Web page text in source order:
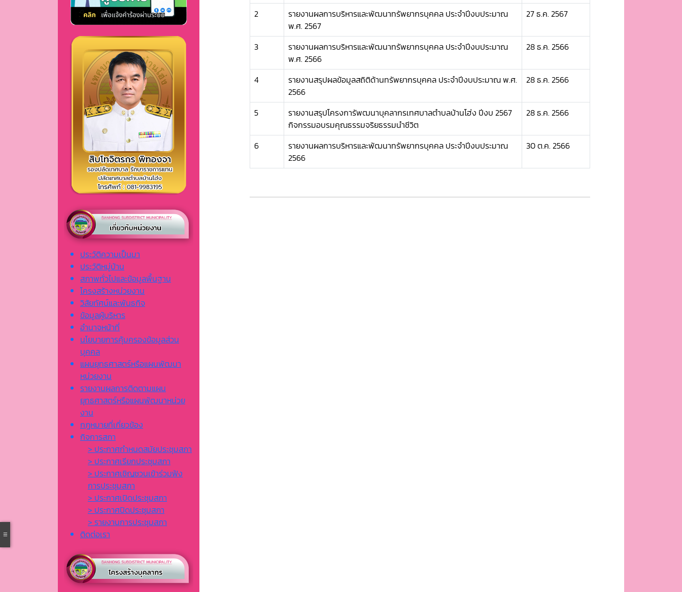
ประวัติความเป็นมา
ประวัติหมู่บ้าน
สภาพทั่วไปและข้อมูลพื้นฐาน
โครงสร้างหน่วยงาน
วิสัยทัศน์และพันธกิจ
ข้อมูลผู้บริหาร
อำนาจหน้าที่
นโยบายการคุ้มครองข้อมูลส่วน
บุคคล
แผนยุทธศาสตร์หรือแผนพัฒนา
หน่วยงาน
รายงานผลการติดตามแผน
ยุทธศาสตร์หรือแผนพัฒนาหน่วย
งาน
กฎหมายที่เกี่ยวข้อง
กิจการสภา
> ประกาศกำหนดสมัยประชุมสภา
> ประกาศเรียกประชุมสภา
> ประกาศเชิญชวนเข้าร่วมฟัง
การประชุมสภา
> ประกาศเปิดประชุมสภา
> ประกาศปิดประชุมสภา
> รายงานการประชุมสภา
ติดต่อเรา
2
รายงานผลการบริหารและพัฒนาทรัพยากรบุคคล ประจำปีงบประมาณ
พ.ศ. 2567
27 ธ.ค. 2567
3
รายงานผลการบริหารและพัฒนาทรัพยากรบุคคล ประจำปีงบประมาณ
พ.ศ. 2566
28 ธ.ค. 2566
4
รายงานสรุปผลข้อมูลสถิติด้านทรัพยากรบุคคล ประจำปีงบประมาณ พ.ศ.
2566
28 ธ.ค. 2566
5
รายงานสรุปโครงการัพฒนาบุคลากรเทศบาลตำบลบ้านโฮ่ง ปีงบ 2567
กิจกรรมอบรมคุณธรรมจริยธรรมนำชีวิต
28 ธ.ค. 2566
6
รายงานผลการบริหารและพัฒนาทรัพยากรบุคคล ประจำปีงบประมาณ
2566
30 ต.ค. 2566